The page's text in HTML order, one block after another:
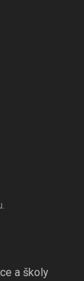
a školy